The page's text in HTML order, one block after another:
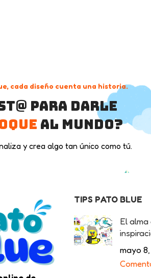
cada diseño cuenta una historia.
para darle
al mundo?
y crea algo tan único como tú.
TIPS PATO BLUE
El alma
mayo